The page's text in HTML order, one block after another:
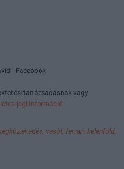
- Facebook
tanácsadásnak vagy
jogi információ
vasút, ferrari, kelenföld,